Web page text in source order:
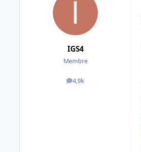
IGS4
Membre
4,9k
messages